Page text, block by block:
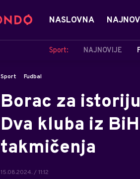
NASLOVNA
Sport: NAJNOVIJE
Sport Fudbal
Borac za
Dva kluba iz
takmičenja
15.08.2024. / 11:12